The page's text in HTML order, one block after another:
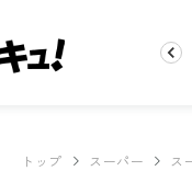
ビューティ 100均・雑貨
トップ スーパー
ス